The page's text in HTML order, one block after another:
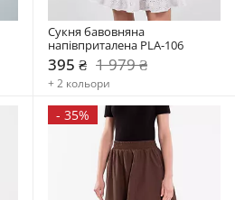
Сукня бавовняна
напівприталена PLA-106
395 ₴ 1 979 ₴
+ 2 кольори
- 35%